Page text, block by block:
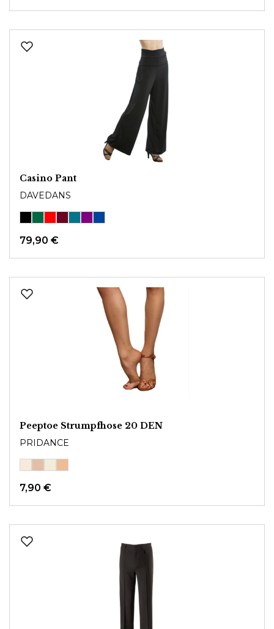
Casino Pant
DAVEDANS
79,90 €
Peeptoe Strumpfhose 20 DEN
PRIDANCE
7,90 €